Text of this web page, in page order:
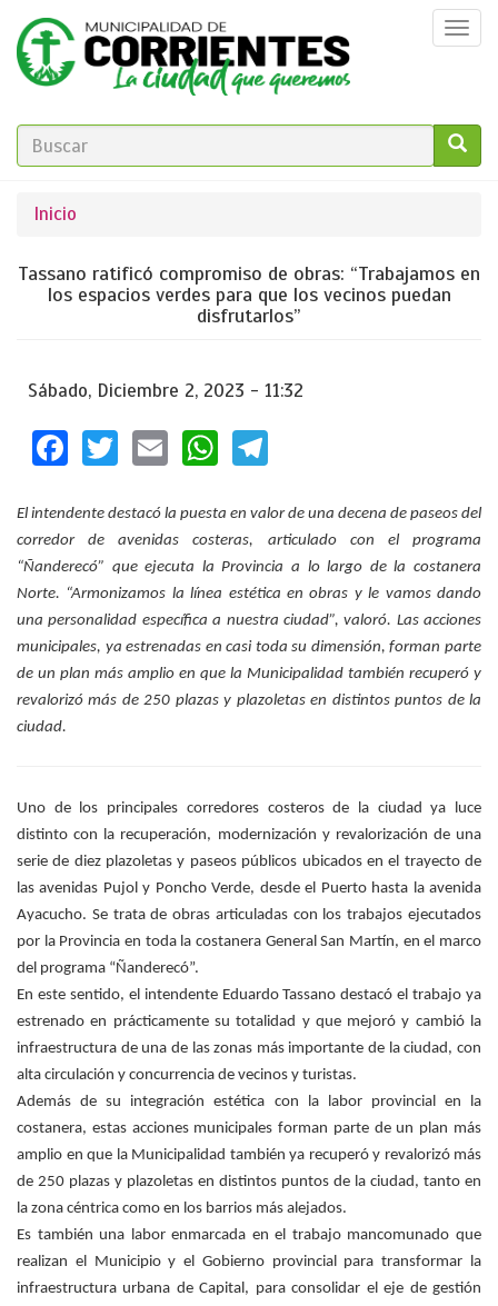
Pasar
contenido
principal
FORMULARIO
BÚSQUEDA
Se
encuentra
usted
Inicio
Tassano ratificó compromiso de obras: “Trabajamos en
los espacios verdes para que los vecinos puedan
disfrutarlos”
Sábado, Diciembre 2, 2023 - 11:32
Facebook
TwitterEmailWhatsApp
El intendente destacó la puesta en valor de una decena de paseos del
corredor de avenidas costeras, articulado con el programa
“Ñanderecó” que ejecuta la Provincia a lo largo de la costanera
Norte. “Armonizamos la línea estética en obras y le vamos dando
una personalidad específica a nuestra ciudad”, valoró. Las acciones
municipales, ya estrenadas en casi toda su dimensión, forman parte
de un plan más amplio en que la Municipalidad también recuperó y
revalorizó más de 250 plazas y plazoletas en distintos puntos de la
ciudad.
Uno de los principales corredores costeros de la ciudad ya luce
distinto con la recuperación, modernización y revalorización de una
serie de diez plazoletas y paseos públicos ubicados en el trayecto de
las avenidas Pujol y Poncho Verde, desde el Puerto hasta la avenida
Ayacucho. Se trata de obras articuladas con los trabajos ejecutados
por la Provincia en toda la costanera General San Martín, en el marco
del programa “Ñanderecó”.
En este sentido, el intendente Eduardo Tassano destacó el trabajo ya
estrenado en prácticamente su totalidad y que mejoró y cambió la
infraestructura de una de las zonas más importante de la ciudad, con
alta circulación y concurrencia de vecinos y turistas.
Además de su integración estética con la labor provincial en la
costanera, estas acciones municipales forman parte de un plan más
amplio en que la Municipalidad también ya recuperó y revalorizó más
de 250 plazas y plazoletas en distintos puntos de la ciudad, tanto en
la zona céntrica como en los barrios más alejados.
Es también una labor enmarcada en el trabajo mancomunado que
realizan el Municipio y el Gobierno provincial para transformar la
infraestructura urbana de Capital, para consolidar el eje de gestión